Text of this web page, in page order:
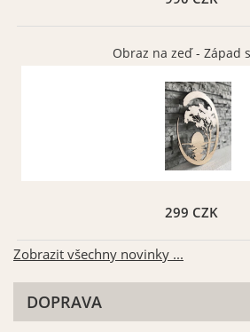
Obraz na zeď - Západ
299 CZK
Zobrazit všechny novinky ...
DOPRAVA